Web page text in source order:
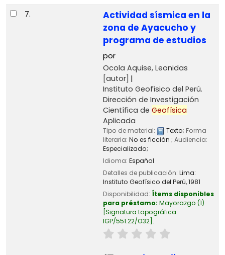
7.
Actividad sísmica en la
zona de Ayacucho y
programa de estudios
por
Ocola Aquise, Leonidas
[autor]
Instituto Geofísico del Perú.
Dirección de Investigación
Científica de Geofísica
Aplicada
Tipo de material: Texto; Forma
literaria: No es ficción ; Audiencia:
Especializado;
Idioma: Español
Detalles de publicación: Lima:
Instituto Geofísico del Perú,1981
Disponibilidad: Ítems disponibles
para préstamo: Mayorazgo (1)
Signatura topográfica:
IGP/551.22/O32 .